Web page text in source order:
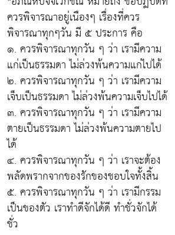
ควรพิจารณาอยู่เนืองๆ เรื่องที่ควร
พิจารณาทุกๆวัน มี ๕ ประการ คือ
๑. ควรพิจารณาทุกวัน ๆ ว่า เรามีความ
แก่เป็นธรรมดา ไม่ล่วงพ้นความแก่ไปได้
๒. ควรพิจารณาทุกวัน ๆ ว่า เรามีความ
เจ็บเป็นธรรมดา ไม่ล่วงพ้นความเจ็บไปได้
๓. ควรพิจารณาทุกวัน ๆ ว่า เรามีความ
ตายเป็นธรรมดา ไม่ล่วงพ้นความตายไป
ได้
๔. ควรพิจารณาทุกวัน ๆ ว่า เราจะต้อง
พลัดพรากจากของรักของชอบใจทั้งสิ้น
๕. ควรพิจารณาทุกวัน ๆ ว่า เรามีกรรม
เป็นของตัว เราทำดีจักได้ดี ทำชั่วจักได้
ชั่ว